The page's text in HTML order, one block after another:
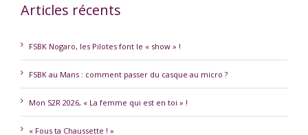
Articles récents
FSBK Nogaro, les Pilotes font le « show » !
FSBK au Mans : comment passer du casque au micro ?
Mon S2R 2026, « La femme qui est en toi » !
« Fous ta Chaussette ! »